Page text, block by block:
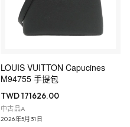
LOUIS VUITTON Capucines
M94755 手提包
TWD 171626.00
中古品A
2026年5月31日